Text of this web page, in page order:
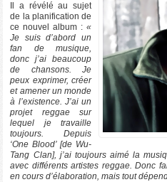
Il a révélé au sujet
de la planification de
ce nouvel album : «
Je suis d’abord un
fan de musique,
donc j’ai beaucoup
de chansons. Je
peux exprimer, créer
et amener un monde
à l’existence. J’ai un
projet reggae sur
lequel je travaille
toujours. Depuis
‘One Blood’ [de Wu-
Tang Clan], j’ai toujours aimé la
avec différents artistes reggae. Donc
en cours d’élaboration, mais tout